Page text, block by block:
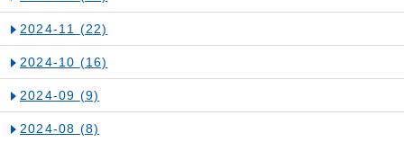
2024-11 (22)
2024-10 (16)
2024-09 (9)
2024-08 (8)